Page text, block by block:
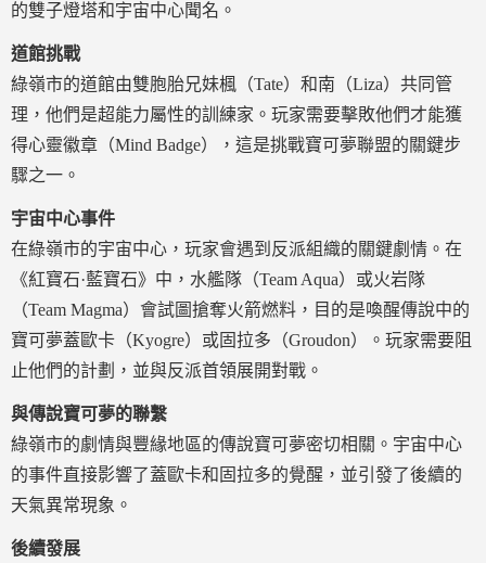
的雙子燈塔和宇宙中心聞名。
道館挑戰
綠嶺市的道館由雙胞胎兄妹楓（Tate）和南（Liza）共同管
理，他們是超能力屬性的訓練家。玩家需要擊敗他們才能獲
得心靈徽章（Mind Badge），這是挑戰寶可夢聯盟的關鍵步
驟之一。
宇宙中心事件
在綠嶺市的宇宙中心，玩家會遇到反派組織的關鍵劇情。在
《紅寶石·藍寶石》中，水艦隊（Team Aqua）或火岩隊
（Team Magma）會試圖搶奪火箭燃料，目的是喚醒傳說中的
寶可夢蓋歐卡（Kyogre）或固拉多（Groudon）。玩家需要阻
止他們的計劃，並與反派首領展開對戰。
與傳說寶可夢的聯繫
綠嶺市的劇情與豐緣地區的傳說寶可夢密切相關。宇宙中心
的事件直接影響了蓋歐卡和固拉多的覺醒，並引發了後續的
天氣異常現象。
後續發展